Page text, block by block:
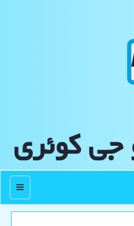
كوئری
منو